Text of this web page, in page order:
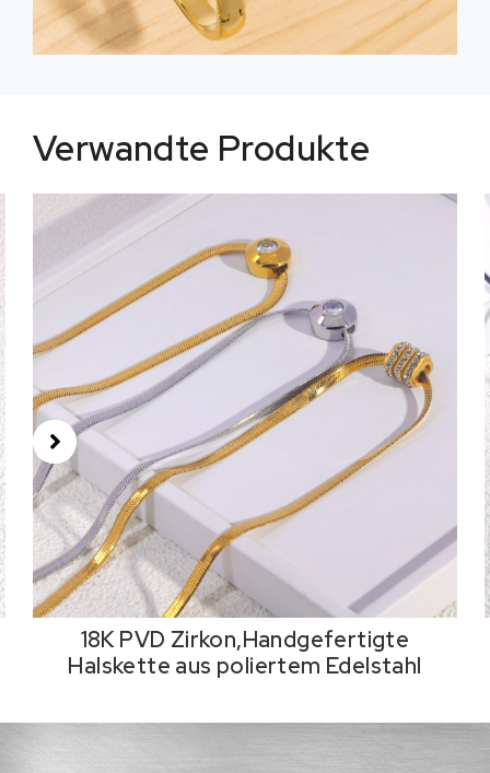
Verwandte Produkte
18K PVD Zirkon,Handgefertigte
Halskette aus poliertem Edelstahl